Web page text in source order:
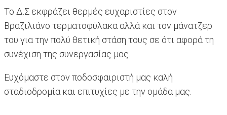
Το Δ.Σ εκφράζει θερμές ευχαριστίες στον
Βραζιλιάνο τερματοφύλακα αλλά και τον μάνατζερ
του για την πολύ θετική στάση τους σε ότι αφορά τη
συνέχιση της συνεργασίας μας.
Ευχόμαστε στον ποδοσφαιριστή μας καλή
σταδιοδρομία και επιτυχίες με την ομάδα μας.